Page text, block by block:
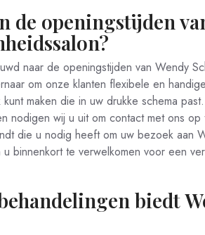
de openingstijden
naar de openingstijden van Wendy
om onze klanten flexibele en
maken die in uw drukke schema
nodigen wij u uit om contact met ons
die u nodig heeft om uw bezoek aan
u binnenkort te verwelkomen voor een
biedt